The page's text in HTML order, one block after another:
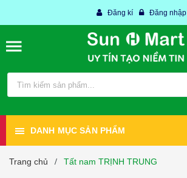
Đăng kí Đăng nhập
DANH MỤC SẢN PHẨM
Trang chủ / Tất nam TRỊNH TRUNG